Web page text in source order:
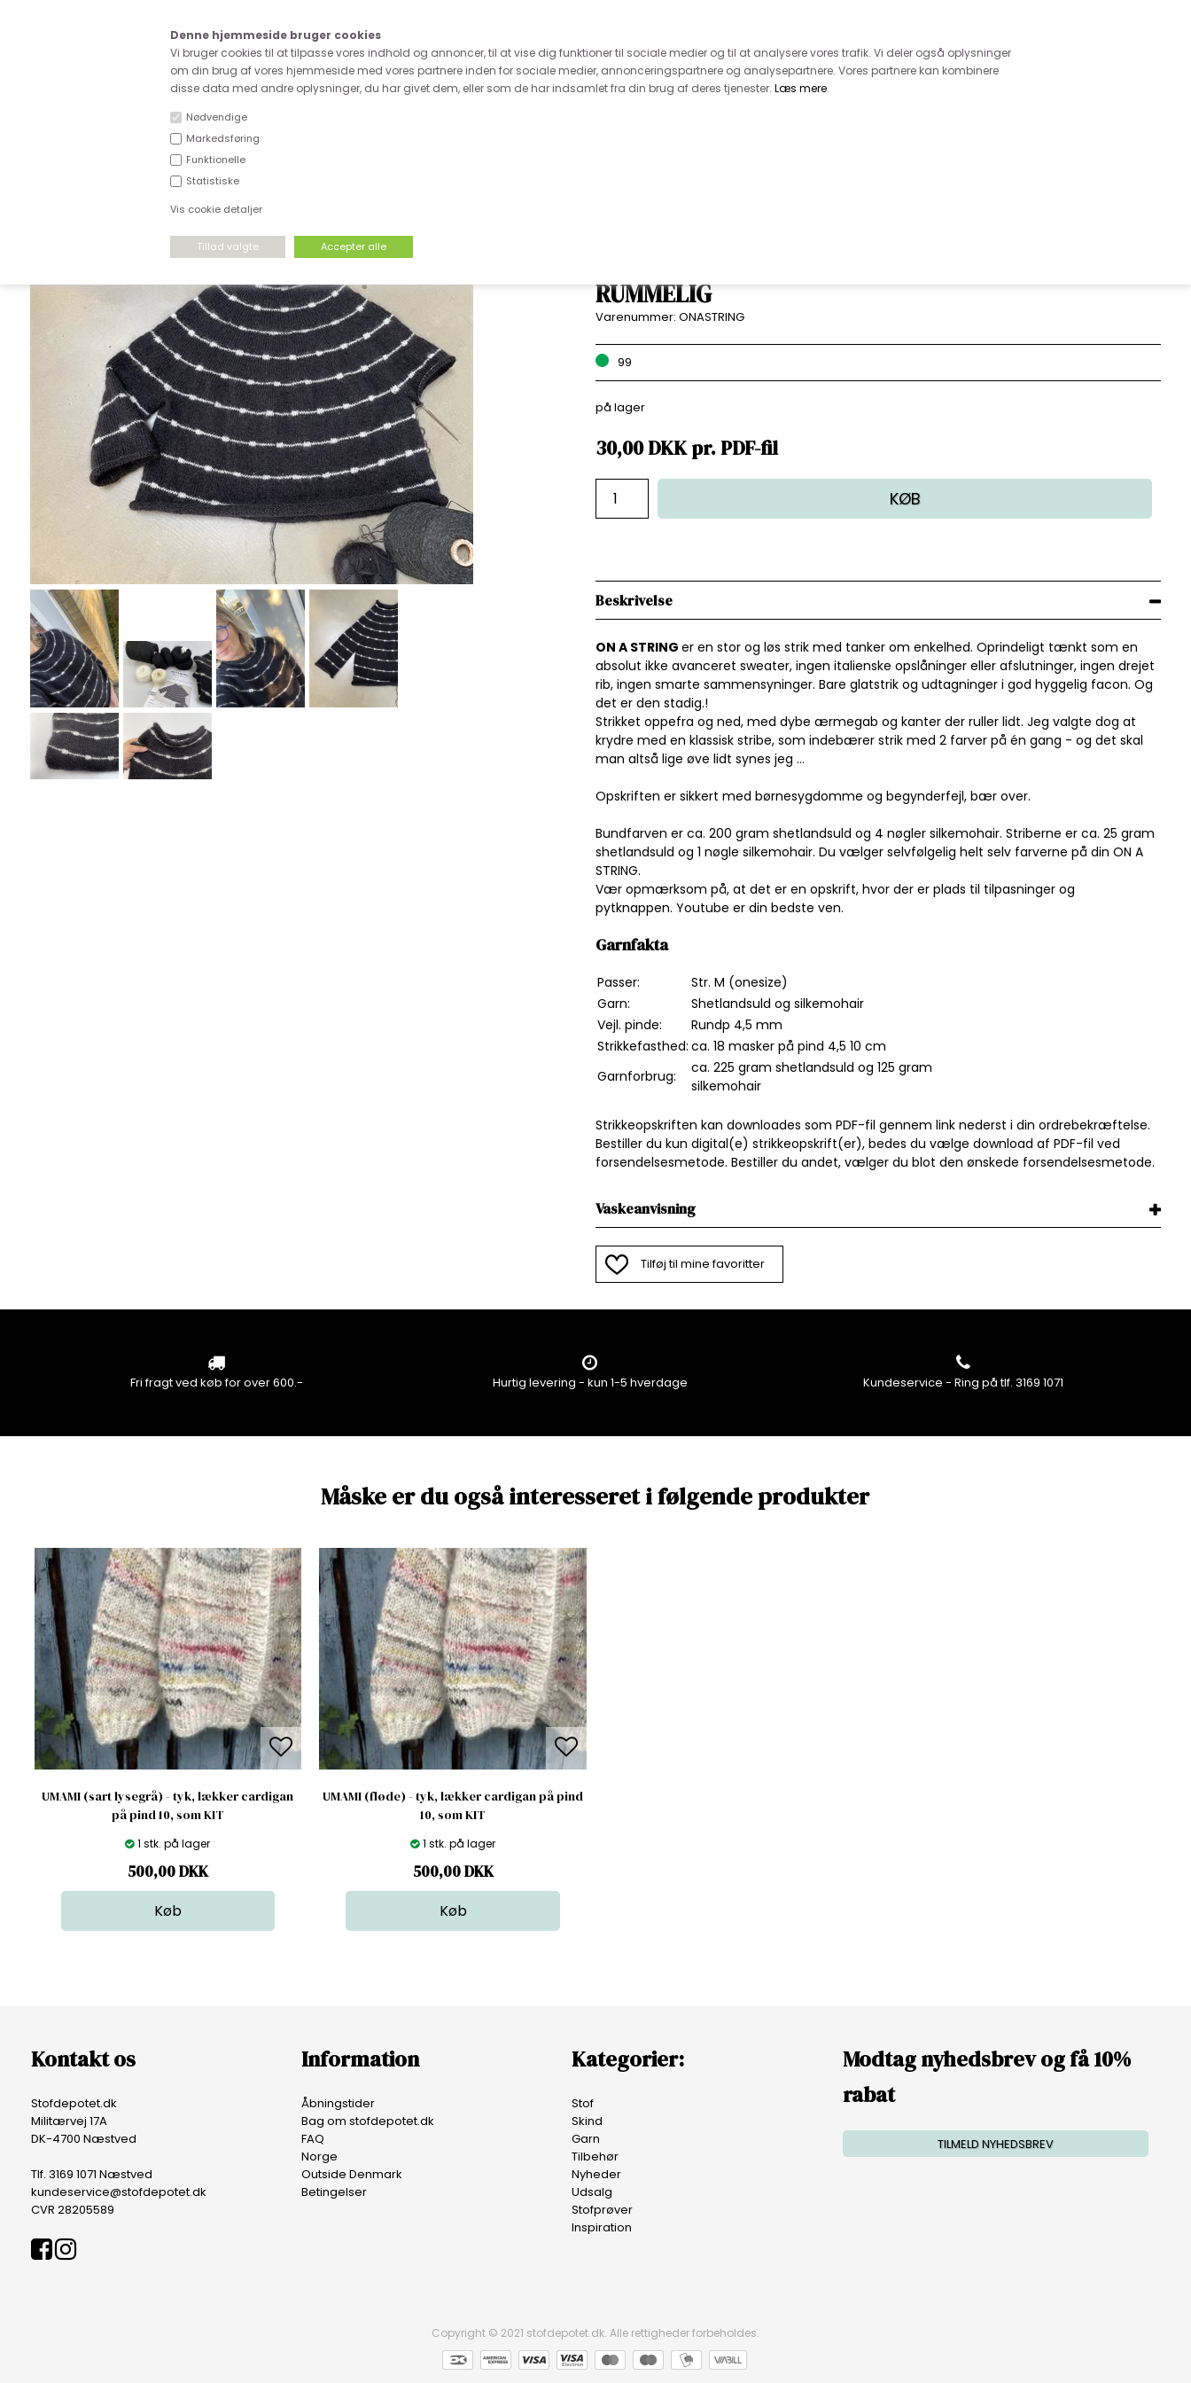
Denne hjemmeside bruger cookies
Vi bruger cookies til at tilpasse vores indhold og annoncer, til at vise dig funktioner til sociale medier og til at analysere vores trafik. Vi deler også oplysninger
om din brug af vores hjemmeside med vores partnere inden for sociale medier, annonceringspartnere og analysepartnere. Vores partnere kan kombinere
disse data med andre oplysninger, du har givet dem, eller som de har indsamlet fra din brug af deres tjenester. Læs mere.
Nødvendige
Markedsføring
Funktionelle
Statistiske
Vis cookie detaljer
Fri fragt ved køb for over 600.-
DEADSTOCK
RUMMELIG
Varenummer: ONASTRING
99
på lager
30,00DKKpr.PDF-fil
KØB
Beskrivelse
ON A STRING er en stor og løs strik med tanker om enkelhed. Oprindeligt tænkt som en
absolut ikke avanceret sweater, ingen italienske opslåninger eller afslutninger, ingen drejet
rib, ingen smarte sammensyninger. Bare glatstrik og udtagninger i god hyggelig facon. Og
det er den stadig.!
Strikket oppefra og ned, med dybe ærmegab og kanter der ruller lidt. Jeg valgte dog at
krydre med en klassisk stribe, som indebærer strik med 2 farver på én gang - og det skal
man altså lige øve lidt synes jeg …
Opskriften er sikkert med børnesygdomme og begynderfejl, bær over.
Bundfarven er ca. 200 gram shetlandsuld og 4 nøgler silkemohair. Striberne er ca. 25 gram
shetlandsuld og 1 nøgle silkemohair. Du vælger selvfølgelig helt selv farverne på din ON A
STRING.
Vær opmærksom på, at det er en opskrift, hvor der er plads til tilpasninger og
pytknappen. Youtube er din bedste ven.
Garnfakta
Passer:
Str. M (onesize)
Garn:
Shetlandsuld og silkemohair
Vejl. pinde:
Rundp 4,5 mm
Strikkefasthed: ca. 18 masker på pind 4,5 10 cm
Garnforbrug:
ca. 225 gram shetlandsuld og 125 gram
silkemohair
Strikkeopskriften kan downloades som PDF-fil gennem link nederst i din ordrebekræftelse.
Bestiller du kun digital(e) strikkeopskrift(er), bedes du vælge download af PDF-fil ved
forsendelsesmetode. Bestiller du andet, vælger du blot den ønskede forsendelsesmetode.
Vaskeanvisning
Tilføj til mine favoritter
Fri fragt ved køb for over 600.- Hurtig levering - kun 1-5 hverdage Kundeservice - Ring på tlf. 3169 1071
Måske er du også interesseret i følgende produkter
UMAMI (sart lysegrå) - tyk, lækker cardigan
på pind 10, som KIT
1 stk. på lager
500,00DKK
UMAMI (fløde) - tyk, lækker cardigan på pind
10, som KIT
1 stk. på lager
500,00DKK
Kontakt os
Stofdepotet.dk
Militærvej 17A
DK-4700 Næstved
Tlf. 3169 1071 Næstved
kundeservice@stofdepotet.dk
CVR 28205589
Information
Åbningstider
Bag om stofdepotet.dk
FAQ
Norge
Outside Denmark
Betingelser
Kategorier:
Stof
Skind
Garn
Tilbehør
Nyheder
Udsalg
Stofprøver
Inspiration
Modtag nyhedsbrev og få 10%
rabat
TILMELD NYHEDSBREV
Copyright © 2021 stofdepotet.dk. Alle rettigheder forbeholdes.